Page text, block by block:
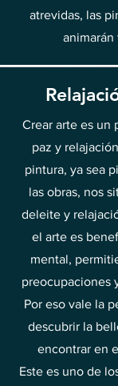
atrevidas, las
Crear arte es un
paz y
pintura, ya sea
las obras, nos
deleite y
el arte es
mental,
preocupaciones
Por eso vale la
descubrir la
encontrar en
Este es uno de